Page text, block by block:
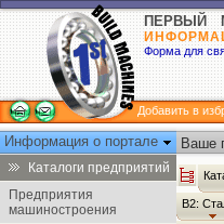
ПЕРВЫЙ
Форма для
Добавить в
Информация о портале
Каталоги предприятий
Предприятия
машиностроения
Ваше
В2: